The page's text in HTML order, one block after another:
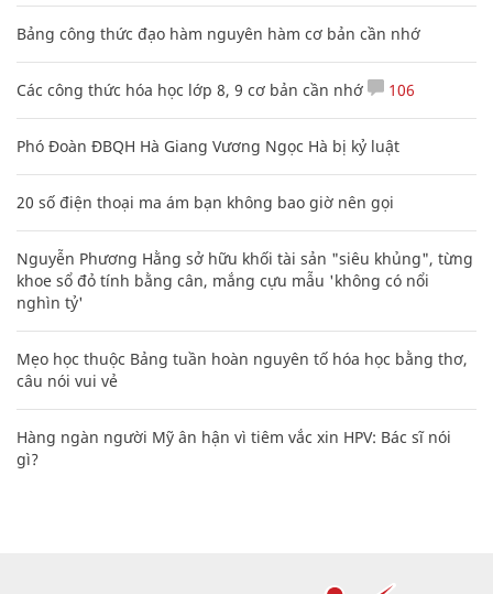
Bảng công thức đạo hàm nguyên hàm cơ bản cần nhớ
Các công thức hóa học lớp 8, 9 cơ bản cần nhớ 106
Phó Đoàn ĐBQH Hà Giang Vương Ngọc Hà bị kỷ luật
20 số điện thoại ma ám bạn không bao giờ nên gọi
Nguyễn Phương Hằng sở hữu khối tài sản "siêu khủng", từng
khoe sổ đỏ tính bằng cân, mắng cựu mẫu 'không có nổi
nghìn tỷ'
Mẹo học thuộc Bảng tuần hoàn nguyên tố hóa học bằng thơ,
câu nói vui vẻ
Hàng ngàn người Mỹ ân hận vì tiêm vắc xin HPV: Bác sĩ nói
gì?